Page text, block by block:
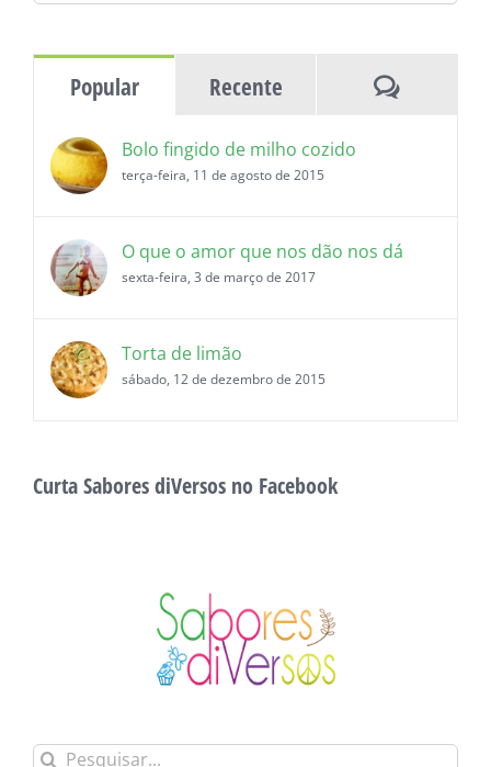
Popular
terça-feira, 11 de agosto de 2015
sexta-feira, 3 de março de 2017
sábado, 12 de dezembro de 2015
resultados